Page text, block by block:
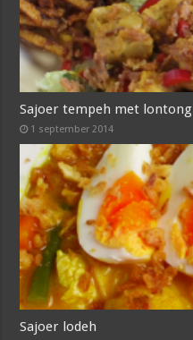
Sajoer tempeh met lontong
1 september 2014
Sajoer lodeh